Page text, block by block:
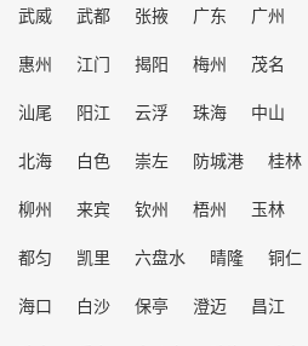
武威
武都 张掖 广东 广州
惠州
江门 揭阳 梅州 茂名
汕尾
阳江 云浮 珠海 中山
北海
白色 崇左 防城港 桂林
柳州
来宾 钦州 梧州 玉林
都匀
凯里 六盘水 晴隆 铜仁
海口
白沙 保亭 澄迈 昌江